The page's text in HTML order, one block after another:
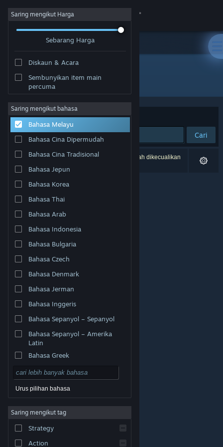
Sign in
Tentang
Sokongan
Ubah bahasa
Dapatkan Steam Mobile App
Lihat laman web desktop
© Valve Corporation. Hak cipta terpelihara. Semua
tanda dagangan ialah hak milik pemilik masing-masing
Perundangan|Accessibility
Steam| Bayaran balik
Saring mengikut Harga
Sebarang Harga
Diskaun & Acara
Sembunyikan item main
percuma
Saring mengikut bahasa
Bahasa Melayu
Bahasa Cina Dipermudah
Bahasa Cina Tradisional
Bahasa Jepun
Bahasa Korea
Bahasa Thai
Bahasa Arab
Bahasa Indonesia
Bahasa Bulgaria
Bahasa Czech
Bahasa Denmark
Bahasa Jerman
Bahasa Inggeris
Bahasa Sepanyol – Sepanyol
Bahasa Sepanyol – Amerika
Latin
Bahasa Greek
Urus pilihan bahasa
Saring mengikut tag
Strategy
Action
Pembangun: Tiger Style
Susun mengikut Perkaitan
Cari
0 hasil sepadan dengan carian anda. 4 tajuk telah dikecualikan
berdasarkan pilihan anda.